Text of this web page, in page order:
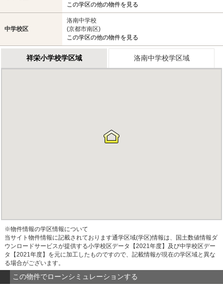
この学区の他の物件を見る
中学校区
洛南中学校
(京都市南区)
この学区の他の物件を見る
祥栄小学校学区域 洛南中学校学区域
※物件情報の学区情報について
当サイト物件情報に記載されております通学区域(学区)情報は、国土数値情報ダ
ウンロードサービスが提供する小学校区データ【2021年度】及び中学校区デー
タ【2021年度】を元に加工したものですので、記載情報が現在の学区域と異な
る場合がございます。
この物件でローンシミュレーションする